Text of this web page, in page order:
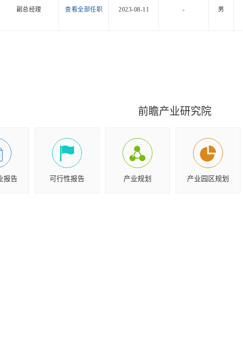
副总经理 查看全部任职 2023-08-11 - 男
前瞻产业研究院
报告 可行性报告 产业规划 产业园区规划